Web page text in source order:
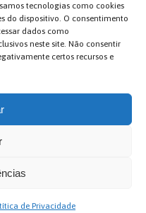
tecnologias como cookies
do dispositivo. O consentimento
dados como
neste site. Não consentir
certos recursos e
de Privacidade